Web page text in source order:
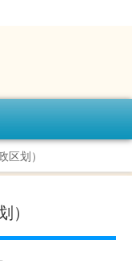
区划）